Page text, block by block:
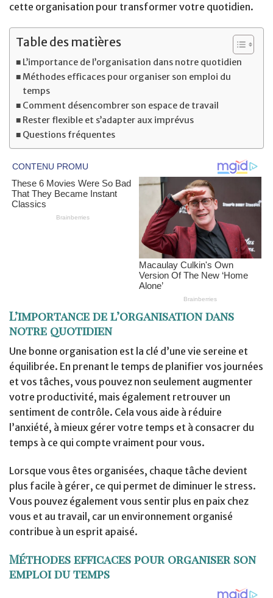
cette organisation pour transformer votre quotidien.
Table des matières
L’importance de l’organisation dans notre quotidien
Méthodes efficaces pour organiser son emploi du
temps
Comment désencombrer son espace de travail
Rester flexible et s’adapter aux imprévus
Questions fréquentes
L’importance de l’organisation dans
notre quotidien
Une bonne organisation est la clé d’une vie sereine et
équilibrée. En prenant le temps de planifier vos journées
et vos tâches, vous pouvez non seulement augmenter
votre productivité, mais également retrouver un
sentiment de contrôle. Cela vous aide à réduire
l’anxiété, à mieux gérer votre temps et à consacrer du
temps à ce qui compte vraiment pour vous.
Lorsque vous êtes organisées, chaque tâche devient
plus facile à gérer, ce qui permet de diminuer le stress.
Vous pouvez également vous sentir plus en paix chez
vous et au travail, car un environnement organisé
contribue à un esprit apaisé.
Méthodes efficaces pour organiser son
emploi du temps